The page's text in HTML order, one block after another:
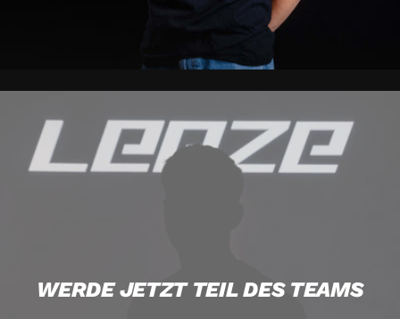
WERDE JETZT TEIL DES TEAMS